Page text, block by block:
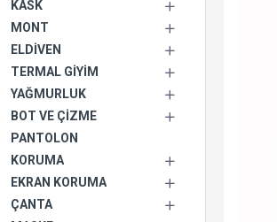
KASK
MONT
ELDIVEN
TERMAL GIYIM
YAĞMURLUK
BOT VE ÇIZME
PANTOLON
KORUMA
EKRAN KORUMA
ÇANTA